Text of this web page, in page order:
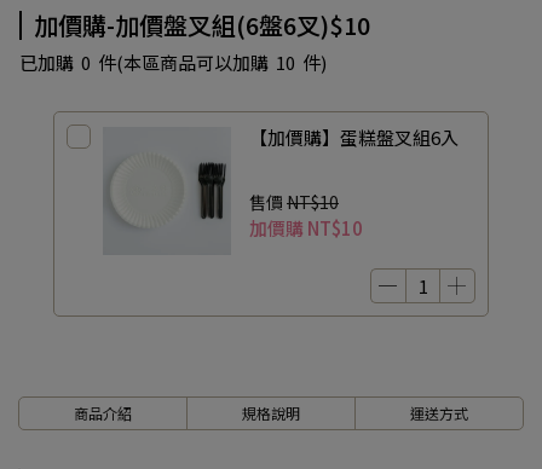
加價購-加價盤叉組(6盤6叉)$10
已加購 0 件(本區商品可以加購 10 件)
【加價購】蛋糕盤叉組6入
售價 NT$10
加價購 NT$10
商品介紹 規格說明 運送方式